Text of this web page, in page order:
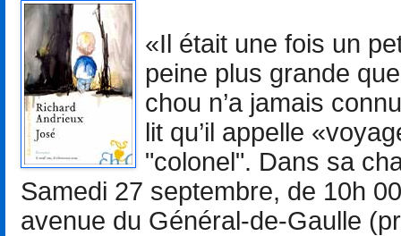
«Il était une fois un
peine plus grande
chou n’a jamais
lit qu’il appelle
"colonel". Dans sa
Samedi 27 septembre, de 10h
avenue du Général-de-Gaulle